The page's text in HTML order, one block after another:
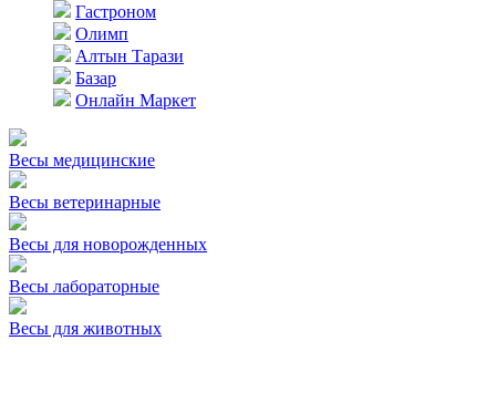
Гастроном
Олимп
Алтын Тарази
Базар
Онлайн Маркет
Весы медицинские
Весы ветеринарные
Весы для новорожденных
Весы лабораторные
Весы для животных